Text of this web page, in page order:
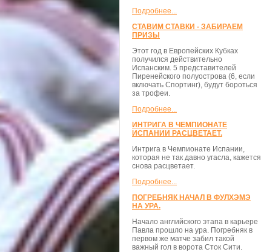
Подробнее...
СТАВИМ СТАВКИ - ЗАБИРАЕМ
ПРИЗЫ
Этот год в Европейских Кубках
получился действительно
Испанским. 5 представителей
Пиренейского полуострова (6, если
включать Спортинг), будут бороться
за трофеи.
Подробнее...
ИНТРИГА В ЧЕМПИОНАТЕ
ИСПАНИИ РАСЦВЕТАЕТ.
Интрига в Чемпионате Испании,
которая не так давно угасла, кажется
снова расцветает.
Подробнее...
ПОГРЕБНЯК НАЧАЛ В ФУЛХЭМЭ
НА УРА.
Начало английского этапа в карьере
Павла прошло на ура. Погребняк в
первом же матче забил такой
важный гол в ворота Сток Сити.